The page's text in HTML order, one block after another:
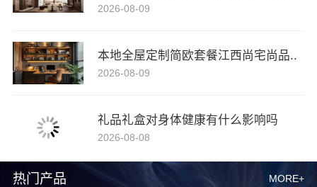
热门产品 MORE+
2026-08-09
本地全屋定制简欧套餐江西尚宅尚品..
2026-08-09
礼品礼盒对身体健康有什么影响吗
2026-08-08